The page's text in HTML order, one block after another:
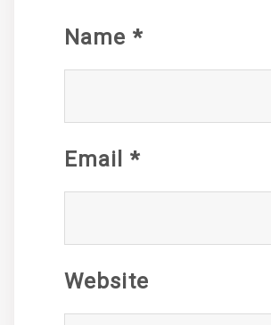
Name *
Email *
Website